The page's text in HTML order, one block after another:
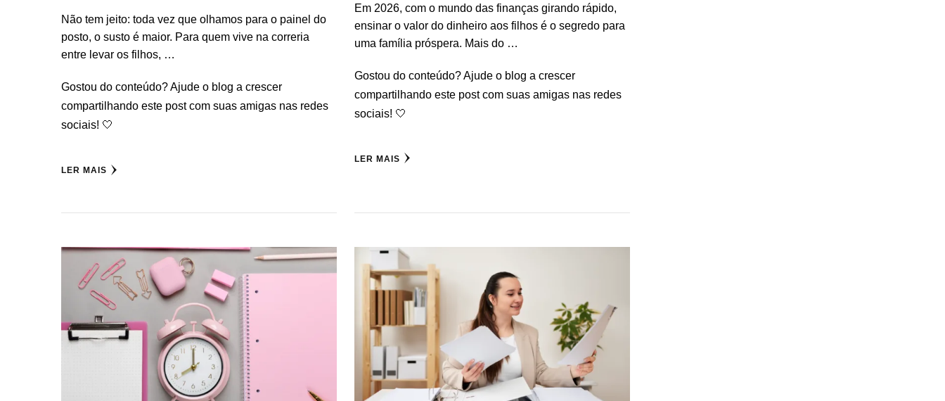
Não tem jeito: toda vez que olhamos para o painel do
posto, o susto é maior. Para quem vive na correria
entre levar os filhos, …
Gostou do conteúdo? Ajude o blog a crescer
compartilhando este post com suas amigas nas redes
sociais! 🤍
LER MAIS
Em 2026, com o mundo das finanças girando rápido,
ensinar o valor do dinheiro aos filhos é o segredo para
uma família próspera. Mais do …
Gostou do conteúdo? Ajude o blog a crescer
compartilhando este post com suas amigas nas redes
sociais! 🤍
LER MAIS